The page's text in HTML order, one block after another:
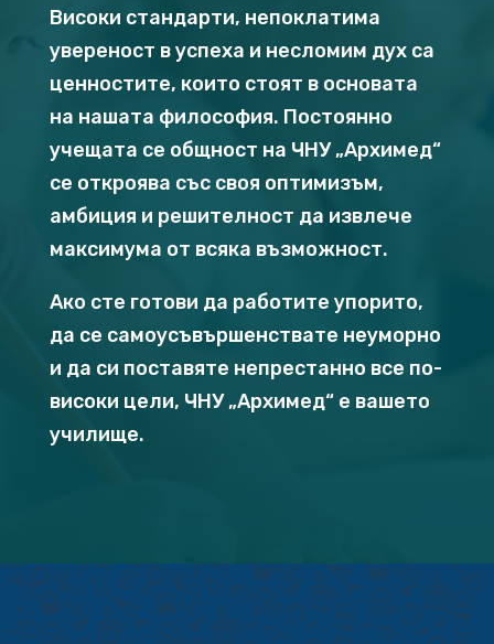
Високи стандарти, непоклатима
увереност в успеха и несломим дух са
ценностите, които стоят в основата
на нашата философия. Постоянно
учещата се общност на ЧНУ „Архимед“
се откроява със своя оптимизъм,
амбиция и решителност да извлече
максимума от всяка възможност.
Ако сте готови да работите упорито,
да се самоусъвършенствате неуморно
и да си поставяте непрестанно все по-
високи цели, ЧНУ „Архимед“ е вашето
училище.